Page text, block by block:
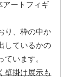
アートフィギ
り、枠の中か
しているかの
ています。
壁掛け展示も